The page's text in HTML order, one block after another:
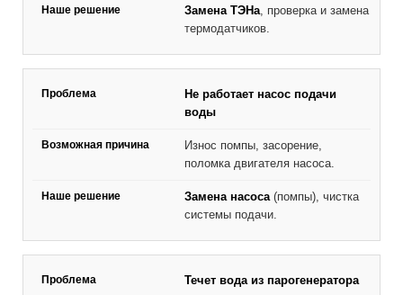
Замена ТЭНа , проверка и замена
термодатчиков.
Не работает насос подачи
воды
Износ помпы, засорение,
поломка двигателя насоса.
Замена насоса (помпы), чистка
системы подачи.
Течет вода из парогенератора